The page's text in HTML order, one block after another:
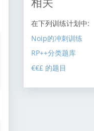
在下列训练计划中:
Noip的冲刺训练
RP++分类题库
€€£ 的题目